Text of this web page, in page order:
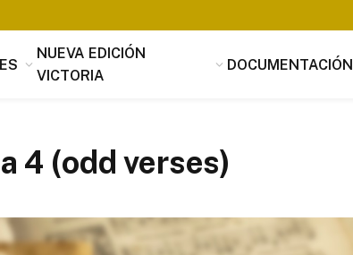
NUEVA EDICIÓN
VICTORIA
DOCUMENTACIÓN
4 (odd verses)